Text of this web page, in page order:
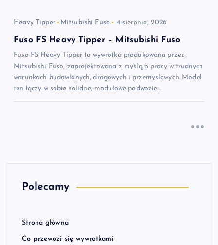
Heavy Tipper Mitsubishi Fuso 4 sierpnia, 2026
Fuso FS Heavy Tipper – Mitsubishi Fuso
Fuso FS Heavy Tipper to wywrotka produkowana przez
Mitsubishi Fuso, zaprojektowana z myślą o pracy w trudnych
warunkach budowlanych, drogowych i przemysłowych. Model
ten łączy w sobie solidne, modułowe podwozie…
Polecamy
Strona główna
Co przewozi się wywrotkami